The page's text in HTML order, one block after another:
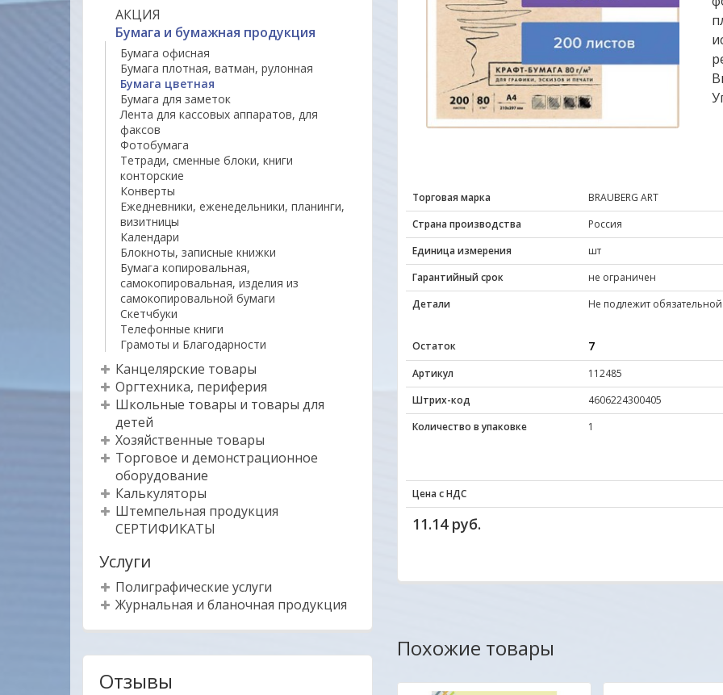
АКЦИЯ
Бумага и бумажная продукция
Бумага офисная
Бумага плотная, ватман, рулонная
Бумага цветная
Бумага для заметок
Лента для кассовых аппаратов, для
факсов
Фотобумага
Тетради, сменные блоки, книги
конторские
Конверты
Ежедневники, еженедельники, планинги,
визитницы
Календари
Блокноты, записные книжки
Бумага копировальная,
самокопировальная, изделия из
самокопировальной бумаги
Скетчбуки
Телефонные книги
Грамоты и Благодарности
Канцелярские товары
Оргтехника, периферия
Школьные товары и товары для
детей
Хозяйственные товары
Торговое и демонстрационное
оборудование
Калькуляторы
Штемпельная продукция
СЕРТИФИКАТЫ
Услуги
Полиграфические услуги
Журнальная и бланочная продукция
Отзывы
Торговая марка
BRAUBERG ART
Страна производства
Россия
Единица измерения
шт
Гарантийный срок
не ограничен
Детали
Не подлежит
Остаток 7
Артикул
112485
Штрих-код
4606224300405
Количество в упаковке
1
Цена с НДС
11.14 руб.
Похожие товары